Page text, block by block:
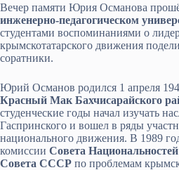
Вечер памяти Юрия Османова
инженерно-педагогическом
студентами воспоминаниями о
крымскотатарского движения
соратники.
Юрий Османов родился 1 апреля
Красный Мак Бахчисарайского
студенческие годы начал изучать
Гаспринского и вошел в ряды
национального движения. В 1989
комиссии Совета
Совета СССР по проблемам